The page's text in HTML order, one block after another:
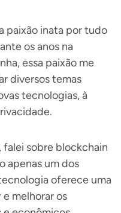
paixão inata por tudo
os anos na
essa paixão me
diversos temas
tecnologias, à
falei sobre blockchain
apenas um dos
oferece uma
melhorar os